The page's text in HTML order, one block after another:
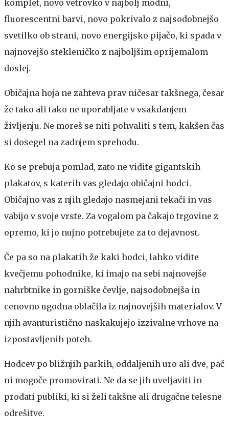
komplet, novo vetrovko v najbolj modni,
fluorescentni barvi, novo pokrivalo z najsodobnejšo
svetilko ob strani, novo energijsko pijačo, ki spada v
najnovejšo stekleničko z najboljšim oprijemalom
doslej.
Običajna hoja ne zahteva prav ničesar takšnega, česar
že tako ali tako ne uporabljate v vsakdanjem
življenju. Ne moreš se niti pohvaliti s tem, kakšen čas
si dosegel na zadnjem sprehodu.
Ko se prebuja pomlad, zato ne vidite gigantskih
plakatov, s katerih vas gledajo običajni hodci.
Običajno vas z njih gledajo nasmejani tekači in vas
vabijo v svoje vrste. Za vogalom pa čakajo trgovine z
opremo, ki jo nujno potrebujete za to dejavnost.
Če pa so na plakatih že kaki hodci, lahko vidite
kvečjemu pohodnike, ki imajo na sebi najnovejše
nahrbtnike in gorniške čevlje, najsodobnejša in
cenovno ugodna oblačila iz najnovejših materialov. V
njih avanturistično naskakujejo izzivalne vrhove na
izpostavljenih poteh.
Hodcev po bližnjih parkih, oddaljenih uro ali dve, pač
ni mogoče promovirati. Ne da se jih uveljaviti in
prodati publiki, ki si želi takšne ali drugačne telesne
odrešitve.